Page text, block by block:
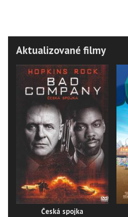
Aktualizované filmy
Česká spojka